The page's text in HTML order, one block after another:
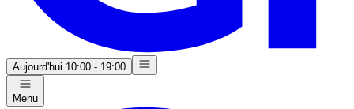
Aujourd'hui 10:00 - 19:00
Menu